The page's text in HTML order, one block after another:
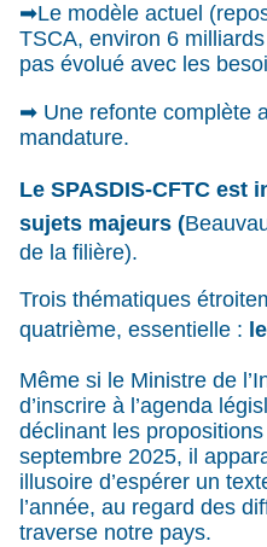
➡Le modèle actuel
TSCA, environ 6
pas évolué avec les
➡ Une refonte complète
mandature.
Le SPASDIS-CFTC est
sujets majeurs (
de la filière).
Trois thématiques
quatrième, essentielle :
Même si le Ministre de
d’inscrire à l’agenda
déclinant les
septembre 2025, il
illusoire d’espérer un
l’année, au regard des
traverse notre pays.